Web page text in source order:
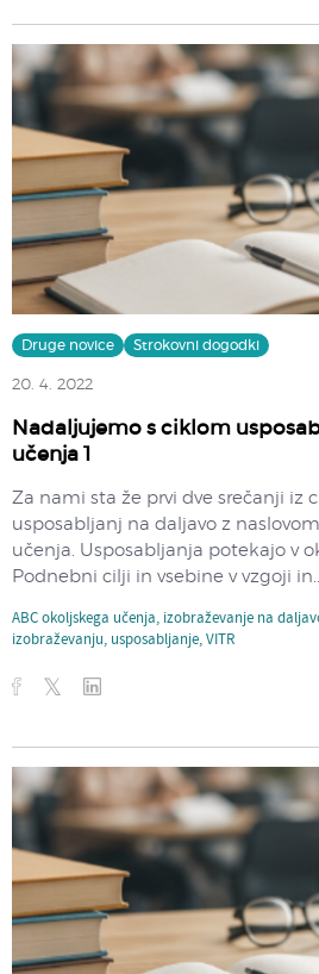
Druge novice Strokovni dogodki
20. 4. 2022
Nadaljujemo s ciklom
učenja 1
Za nami sta že prvi dve srečanji iz
usposabljanj na daljavo z
učenja. Usposabljanja potekajo v
Podnebni cilji in vsebine v vzgoji in...
ABC okoljskega učenja, izobraževanje na
izobraževanju, usposabljanje,VITR